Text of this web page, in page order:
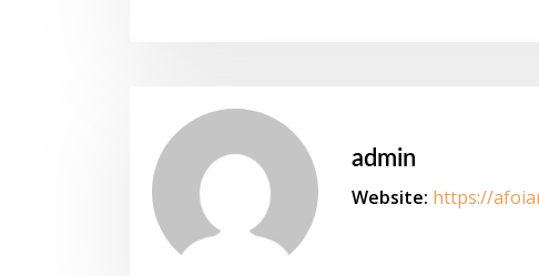
admin
Website: https://